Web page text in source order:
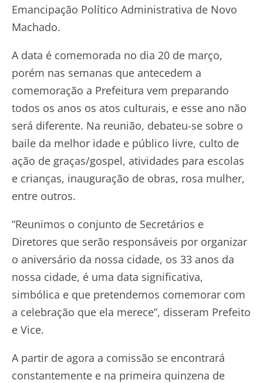
Emancipação Político Administrativa de Novo
Machado.
A data é comemorada no dia 20 de março,
porém nas semanas que antecedem a
comemoração a Prefeitura vem preparando
todos os anos os atos culturais, e esse ano não
será diferente. Na reunião, debateu-se sobre o
baile da melhor idade e público livre, culto de
ação de graças/gospel, atividades para escolas
e crianças, inauguração de obras, rosa mulher,
entre outros.
“Reunimos o conjunto de Secretários e
Diretores que serão responsáveis por organizar
o aniversário da nossa cidade, os 33 anos da
nossa cidade, é uma data significativa,
simbólica e que pretendemos comemorar com
a celebração que ela merece”, disseram Prefeito
e Vice.
A partir de agora a comissão se encontrará
constantemente e na primeira quinzena de